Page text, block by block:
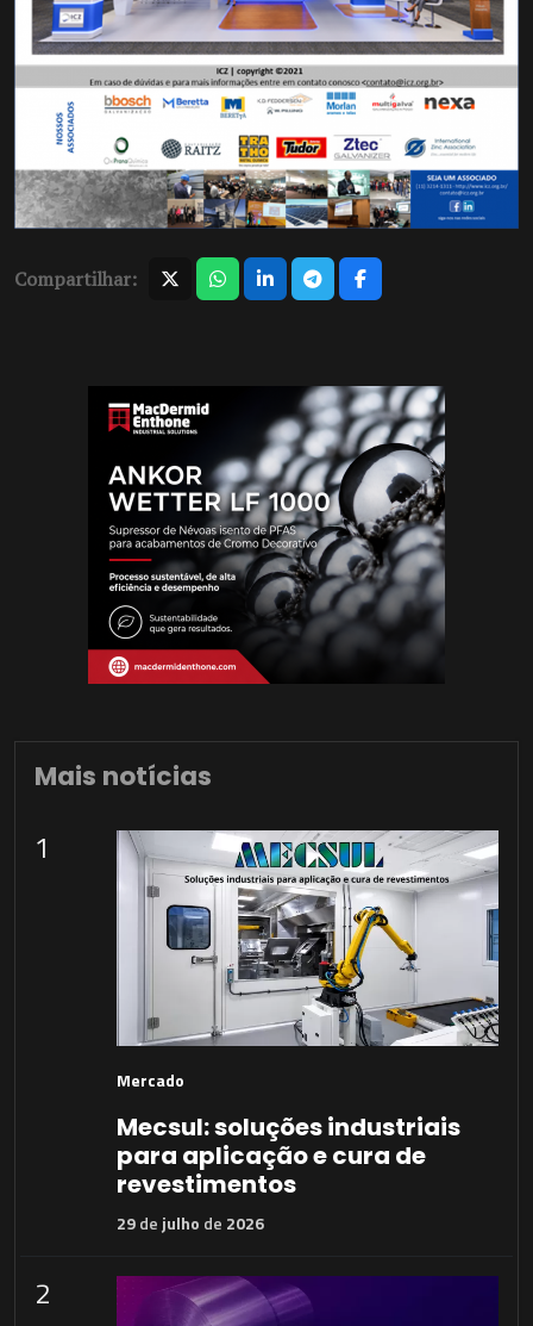
Compartilhar:
Mais notícias
1
Mercado
Mecsul: soluções industriais
para aplicação e cura de
revestimentos
29de julho de 2026
2